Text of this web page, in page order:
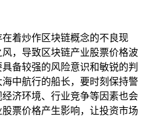
着炒作区块链概念的不良现
，导致区块链产业股票价格波
备较强的风险意识和敏锐的判
中航行的船长，要时刻保持警
济环境、行业竞争等因素也会
票价格产生影响，让投资市场